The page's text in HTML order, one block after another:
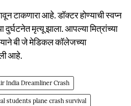
टाकणारा आहे. डॉक्टर होण्याची स्वप्न
दुर्घटनेत मृत्यू झाला. आपल्या मित्रांच्या
बी जे मेडिकल कॉलेजच्या
आहे.
India Dreamliner Crash
students plane crash survival